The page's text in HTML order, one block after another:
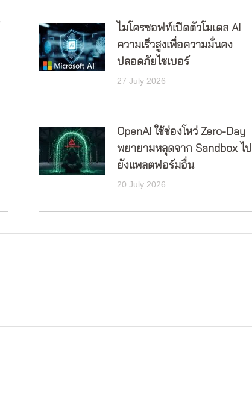
ไมโครซอฟท์เปิดตัวโมเดล AI
ความเร็วสูงเพื่อความมั่นคง
ปลอดภัยไซเบอร์
27 July 2026
OpenAI ใช้ช่องโหว่ Zero-Day
พยายามหลุดจาก Sandbox ไป
ยังแพลตฟอร์มอื่น
20 July 2026